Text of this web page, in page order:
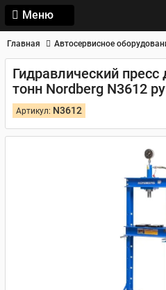
Меню
Главная Автосервисное
Гидравлический пресс
тонн Nordberg N3612
Артикул: N3612